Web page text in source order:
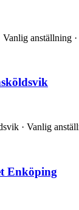
Vanlig anställning
· Vanlig
Enköping